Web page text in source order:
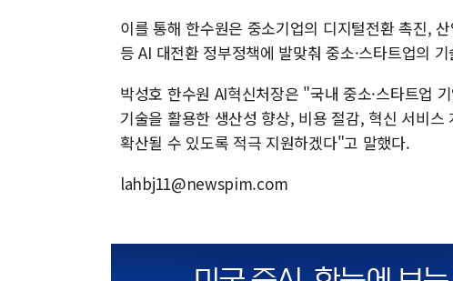
이를 통해 한수원은 중소기업의 디지털전환 촉진,
등 AI 대전환 정부정책에 발맞춰 중소·스타트업의
박성호 한수원 AI혁신처장은 "국내 중소·스타트업
기술을 활용한 생산성 향상, 비용 절감, 혁신 서비
확산될 수 있도록 적극 지원하겠다"고 말했다.
lahbj11@newspim.com